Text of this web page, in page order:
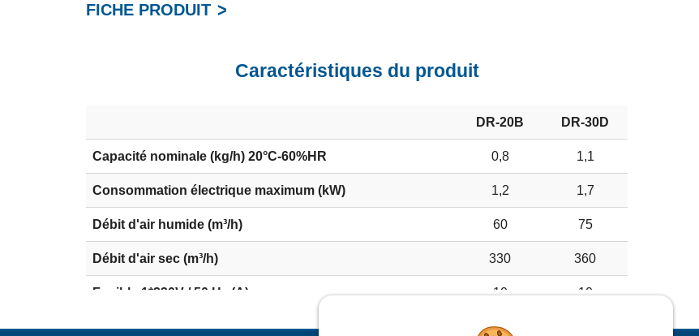
FICHE PRODUIT
Caractéristiques du produit
DR-20B DR-30D
Capacité nominale (kg/h) 20°C-60%HR 0,8 1,1
Consommation électrique maximum (kW) 1,2 1,7
Débit d'air humide (m³/h) 60 75
Débit d'air sec (m³/h) 330 360
Fusible 1*230V / 50 Hz (A) 10 10
Poids (kg) 15